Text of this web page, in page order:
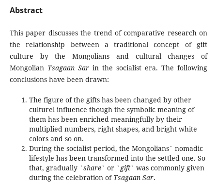
Abstract
This paper discusses the trend of comparative research on
the relationship between a traditional concept of gift
culture by the Mongolians and cultural changes of
Mongolian Tsagaan Sar in the socialist era. The following
conclusions have been drawn:
The figure of the gifts has been changed by other
culturel influence though the symbolic meaning of
them has been enriched meaningfully by their
multiplied numbers, right shapes, and bright white
colors and so on.
During the socialist period, the Mongolians` nomadic
lifestyle has been transformed into the settled one. So
that, gradually `share` or `gift` was commonly given
during the celebration of Tsagaan Sar.